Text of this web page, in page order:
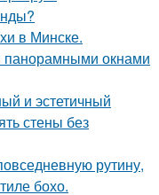
в Минске.
окнами
и эстетичный
стены без
рутину,
бохо.